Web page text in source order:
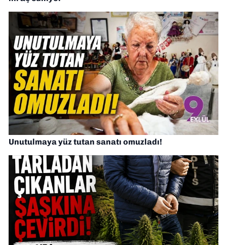
Unutulmaya yüz tutan sanatı omuzladı!